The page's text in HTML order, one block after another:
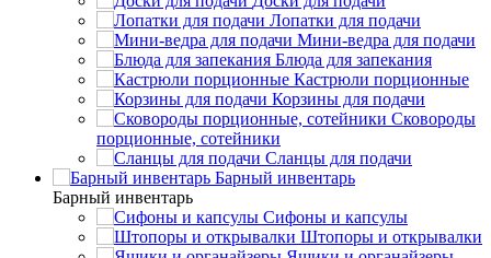
Лопатки для подачи
Мини-ведра для подачи
Блюда для запекания
Кастрюли порционные
Корзины для подачи
Сковороды
порционные, сотейники
Сланцы для подачи
Барный инвентарь
Барный инвентарь
Сифоны и капсулы
Штопоры и открывалки